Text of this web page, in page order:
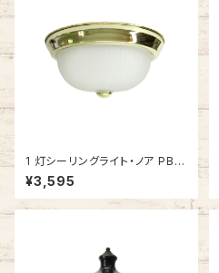
1 灯シーリングライト・ノア PB
(ポリッシュブラス) #IM-1093P
B
¥3,595